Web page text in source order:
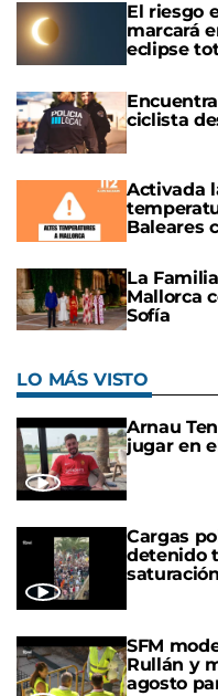
El riesgo
marcará
eclipse
ciclista
Activada
Baleares
La
Mallorca
Sofía
LO MÁS VISTO
Arnau
jugar en
Cargas
detenido
SFM
Rullán y
agosto